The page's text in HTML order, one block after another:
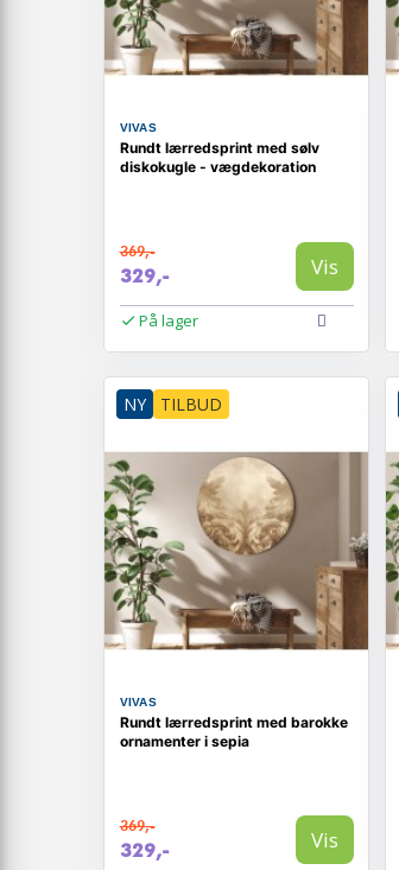
VIVAS
Rundt lærredsprint med sølv
diskokugle - vægdekoration
369,-
329,- Vis
På lager
NY TILBUD
VIVAS
Rundt lærredsprint med barokke
ornamenter i sepia
369,-
329,- Vis